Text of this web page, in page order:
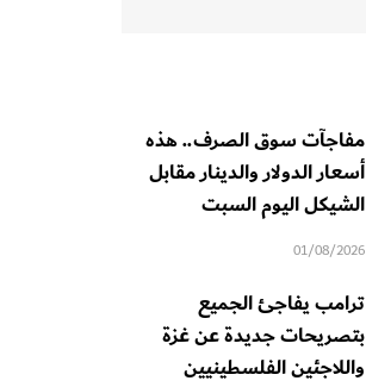
مفاجآت سوق الصرف.. هذه
أسعار الدولار والدينار مقابل
الشيكل اليوم السبت
01/08/2026
ترامب يفاجئ الجميع
بتصريحات جديدة عن غزة
واللاجئين الفلسطينيين